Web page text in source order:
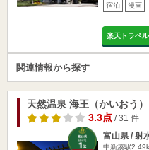
宿泊 漫画
楽天トラベ
関連情報から探す
天然温泉 海王（かいおう）
3.3点/ 31 件
富山県 / 射
中新湊駅